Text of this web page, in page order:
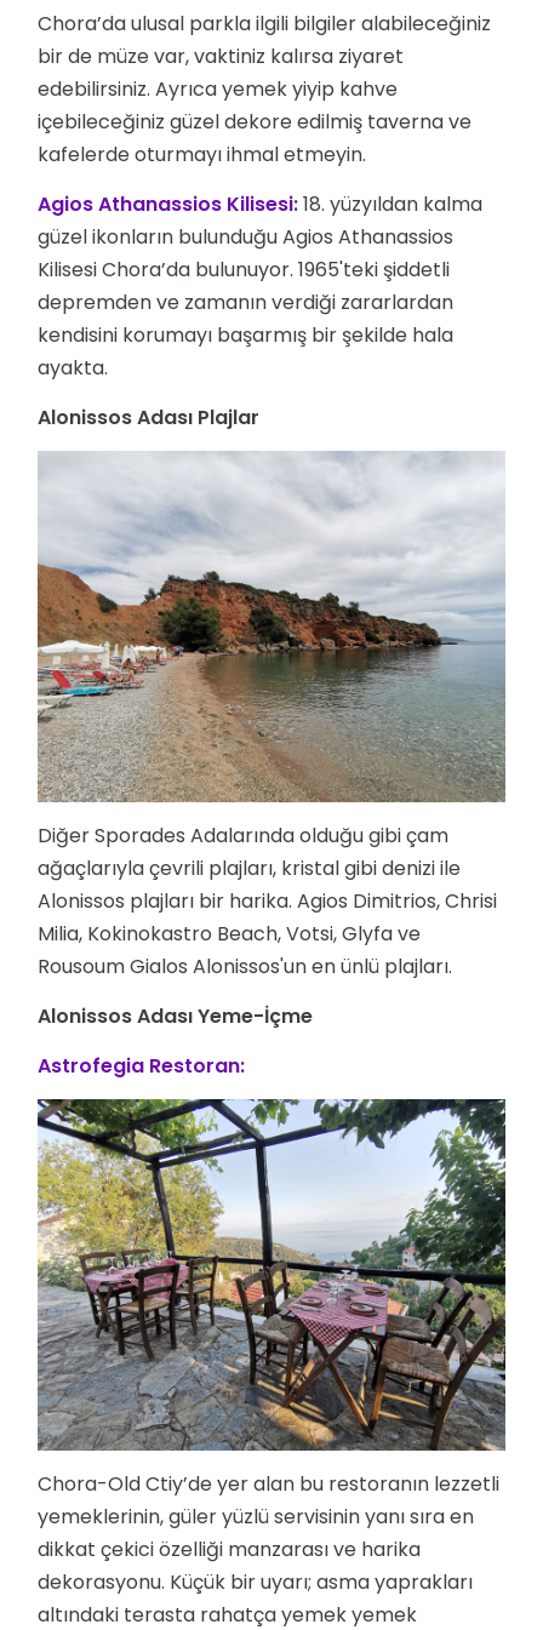
Chora’da ulusal parkla ilgili bilgiler alabileceğiniz
bir de müze var, vaktiniz kalırsa ziyaret
edebilirsiniz. Ayrıca yemek yiyip kahve
içebileceğiniz güzel dekore edilmiş taverna ve
kafelerde oturmayı ihmal etmeyin.
Agios Athanassios Kilisesi:18. yüzyıldan kalma
güzel ikonların bulunduğu Agios Athanassios
Kilisesi Chora’da bulunuyor. 1965'teki şiddetli
depremden ve zamanın verdiği zararlardan
kendisini korumayı başarmış bir şekilde hala
ayakta.
Alonissos Adası Plajlar
Diğer Sporades Adalarında olduğu gibi çam
ağaçlarıyla çevrili plajları, kristal gibi denizi ile
Alonissos plajları bir harika. Agios Dimitrios, Chrisi
Milia, Kokinokastro Beach, Votsi, Glyfa ve
Rousoum Gialos Alonissos'un en ünlü plajları.
Alonissos Adası Yeme-İçme
Astrofegia Restoran:
Chora-Old Ctiy’de yer alan bu restoranın lezzetli
yemeklerinin, güler yüzlü servisinin yanı sıra en
dikkat çekici özelliği manzarası ve harika
dekorasyonu. Küçük bir uyarı; asma yaprakları
altındaki terasta rahatça yemek yemek